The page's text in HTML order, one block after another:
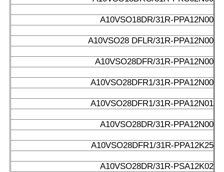
A4VS0500HSK/30L-PPH13N0010SET،
A4VS0500HSK/30R-PPH13N0010SET،
E-A4VS0180DR/30R-PPB13N00،
A4VSO180DR/-30R-PPB13N00
A4VS0250DRG/30R-PPB13N00
E-A4VS0180DR/30R-PPB13N00،
A4VS0250DRG/30R-PPB13N00،
E-A4VS0180DR/30R-PPB13N00،
A10VSO18DR/31R-PPA12N00
A10VSO28 DFLR/31R-PPA12N00
A10VSO28DFR/31R-PPA12N00
A10VSO28DFR1/31R-PPA12N00
A10VSO28DFR1/31R-PPA12N01
A10VSO28DR/31R-PPA12N00
A10VSO28DFR1/31R-PPA12K25
A10VSO28DR/31R-PSA12K02